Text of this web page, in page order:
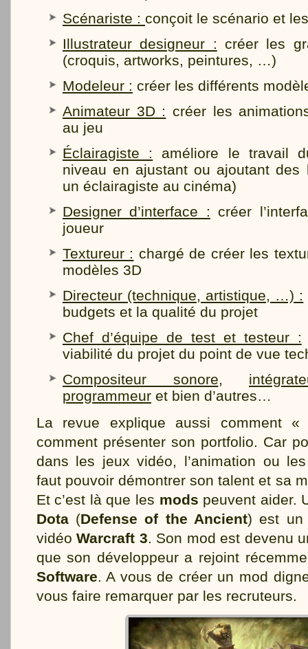
Scénariste : conçoit le scénario et
Illustrateur designeur : créer les
(croquis, artworks, peintures, …)
Modeleur : créer les différents
Animateur 3D : créer les
au jeu
Éclairagiste : améliore le travail
niveau en ajustant ou ajoutant des
un éclairagiste au cinéma)
Designer d’interface : créer
joueur
Textureur : chargé de créer les
modèles 3D
Directeur (technique, artistique, …) :
budgets et la qualité du projet
Chef d’équipe de test et testeur :
viabilité du projet du point de vue
Compositeur sonore,
programmeur et bien d’autres…
La revue explique aussi comment
comment présenter son portfolio. Car
dans les jeux vidéo, l’animation ou
faut pouvoir démontrer son talent et sa
Et c’est là que les mods peuvent aider.
Dota(Defense of the Ancient) est un
vidéoWarcraft 3. Son mod est devenu
que son développeur a rejoint
Software. A vous de créer un mod
vous faire remarquer par les recruteurs.